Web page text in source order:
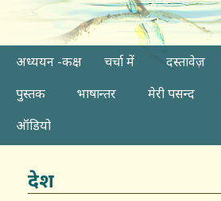
अध्ययन -कक्ष चर्चा में दस्तावेज़
पुस्तक
भाषान्तर मेरी पसन्द
ऑडियो
देश